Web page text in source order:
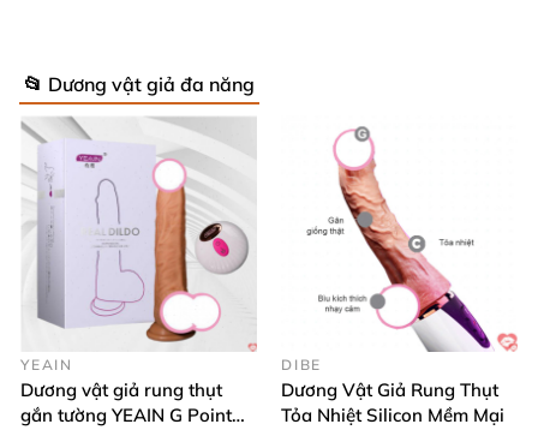
📂 Dương vật giả đa năng
YEAIN
Dương vật giả rung thụt
gắn tường YEAIN G Point
DIBE
Dương Vật Giả Rung Thụt
Tỏa Nhiệt Silicon Mềm Mại